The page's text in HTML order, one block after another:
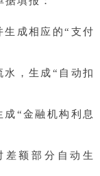
生成相应的“支付
，生成“自动扣
“金融机构利息
差额部分自动生